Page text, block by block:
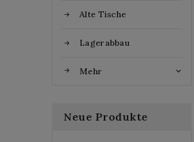
Alte Tische
Lagerabbau
Mehr 
Neue Produkte